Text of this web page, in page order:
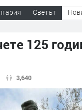
Светът
125
3,640